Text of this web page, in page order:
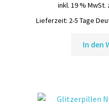
inkl. 19 % MwSt.
Lieferzeit: 2-5 Tage
In den